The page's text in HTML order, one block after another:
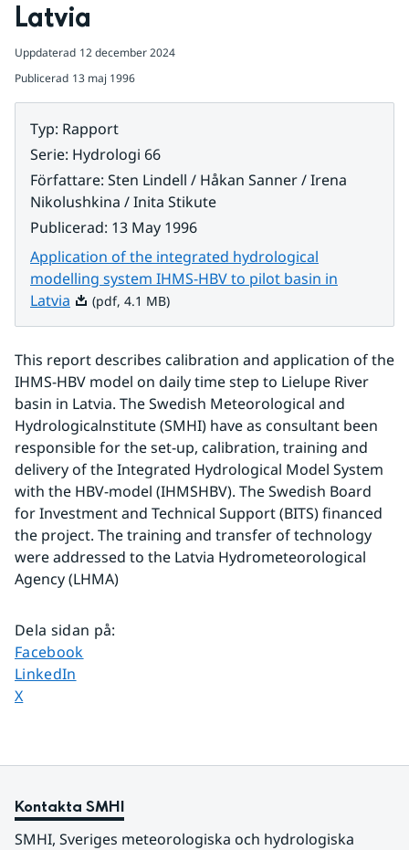
Latvia
Uppdaterad 12 december 2024
Publicerad 13 maj 1996
Typ: Rapport
Serie: Hydrologi 66
Författare: Sten Lindell / Håkan Sanner / Irena
Nikolushkina / Inita Stikute
Publicerad: 13 May 1996
Application of the integrated hydrological
modelling system IHMS-HBV to pilot basin in
Latvia Pdf, 4.1 MB.
(pdf, 4.1 MB)
This report describes calibration and application of the
IHMS-HBV model on daily time step to Lielupe River
basin in Latvia. The Swedish Meteorological and
Hydrologicalnstitute (SMHI) have as consultant been
responsible for the set-up, calibration, training and
delivery of the Integrated Hydrological Model System
with the HBV-model (IHMSHBV). The Swedish Board
for Investment and Technical Support (BITS) financed
the project. The training and transfer of technology
were addressed to the Latvia Hydrometeorological
Agency (LHMA)
Dela sidan på:
Dela sidan på
Facebook
Dela sidan på
LinkedIn
Dela sidan på
X
Kontakta SMHI
SMHI, Sveriges meteorologiska och hydrologiska